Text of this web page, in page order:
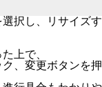
択し、リサイズす
上で、
、変更ボタンを押